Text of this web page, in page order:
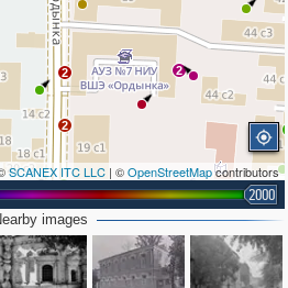
2
2
2
2
SCANEX ITC LLC | ©OpenStreetMapcontributors
2000
images